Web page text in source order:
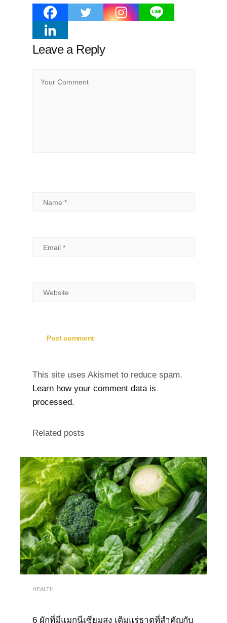
Leave a Reply
This site uses Akismet to reduce spam.
Learn how your comment data is
processed.
Related posts
HEALTH
6 ผักที่มีแมกนีเซียมสูง เติมแร่ธาตุที่สำคัญกับ